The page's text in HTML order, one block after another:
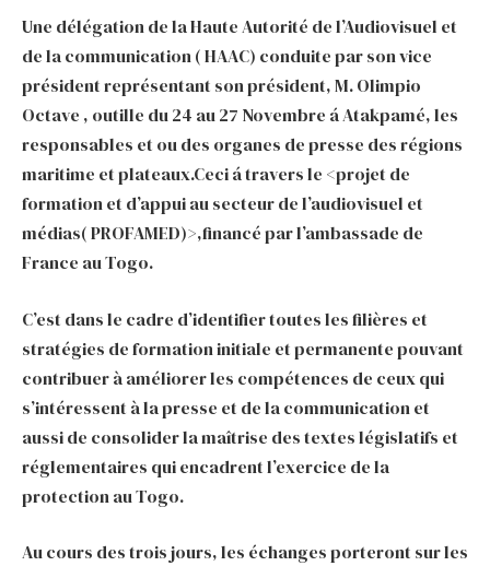
Une délégation de la Haute Autorité de l’Audiovisuel et
de la communication ( HAAC) conduite par son vice
président représentant son président, M. Olimpio
Octave , outille du 24 au 27 Novembre á Atakpamé, les
responsables et ou des organes de presse des régions
maritime et plateaux.Ceci á travers le <projet de
formation et d’appui au secteur de l’audiovisuel et
médias( PROFAMED)>,financé par l’ambassade de
France au Togo.
C’est dans le cadre d’identifier toutes les filières et
stratégies de formation initiale et permanente pouvant
contribuer à améliorer les compétences de ceux qui
s’intéressent à la presse et de la communication et
aussi de consolider la maîtrise des textes législatifs et
réglementaires qui encadrent l’exercice de la
protection au Togo.
Au cours des trois jours, les échanges porteront sur les